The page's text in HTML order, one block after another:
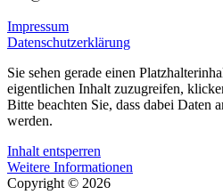
Impressum
Datenschutzerklärung
Sie sehen gerade einen
eigentlichen Inhalt zuzugreifen,
Bitte beachten Sie, dass dabei Daten
werden.
Inhalt entsperren
Weitere Informationen
Copyright © 2026